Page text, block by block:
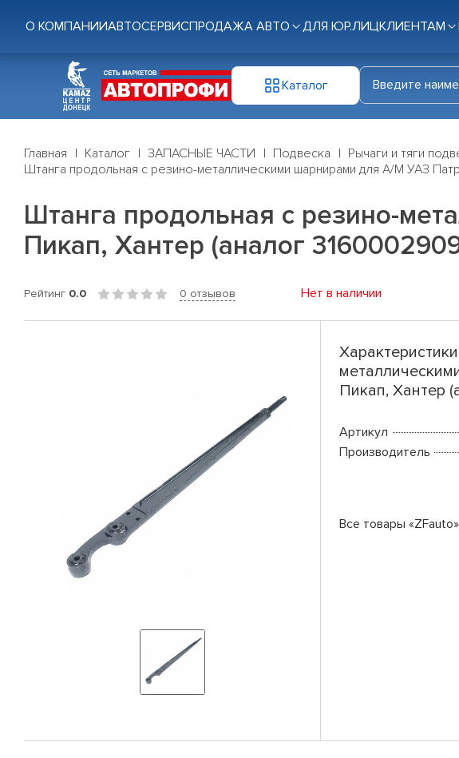
О КОМПАНИИАВТОСЕРВИСПРОДАЖА АВТО ДЛЯ ЮР.ЛИЦКЛИЕНТАМ
Каталог
Главная Каталог ЗАПАСНЫЕ ЧАСТИ Подвеска
Рычаги и тяги
Штанга продольная с резино-металлическими шарнирами для А/М УАЗ
Штанга продольная с резино-
Пикап, Хантер (аналог
Рейтинг 0.0 0 отзывов Нет в наличии
Пикап, Хантер
Артикул
Производитель
Все товары «ZFauto»